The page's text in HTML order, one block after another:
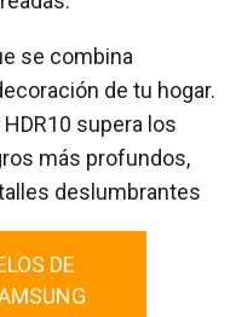
se combina
de tu hogar.
supera los
más profundos,
deslumbrantes
DE